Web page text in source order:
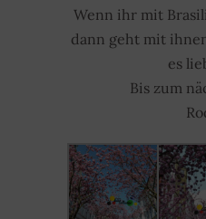
Wenn ihr mit
dann geht mit
es
Bis zum